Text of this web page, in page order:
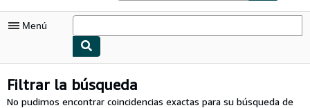
Menú
Consultar mis pedidos
Filtrar la búsqueda
No pudimos encontrar coincidencias exactas para su búsqueda de